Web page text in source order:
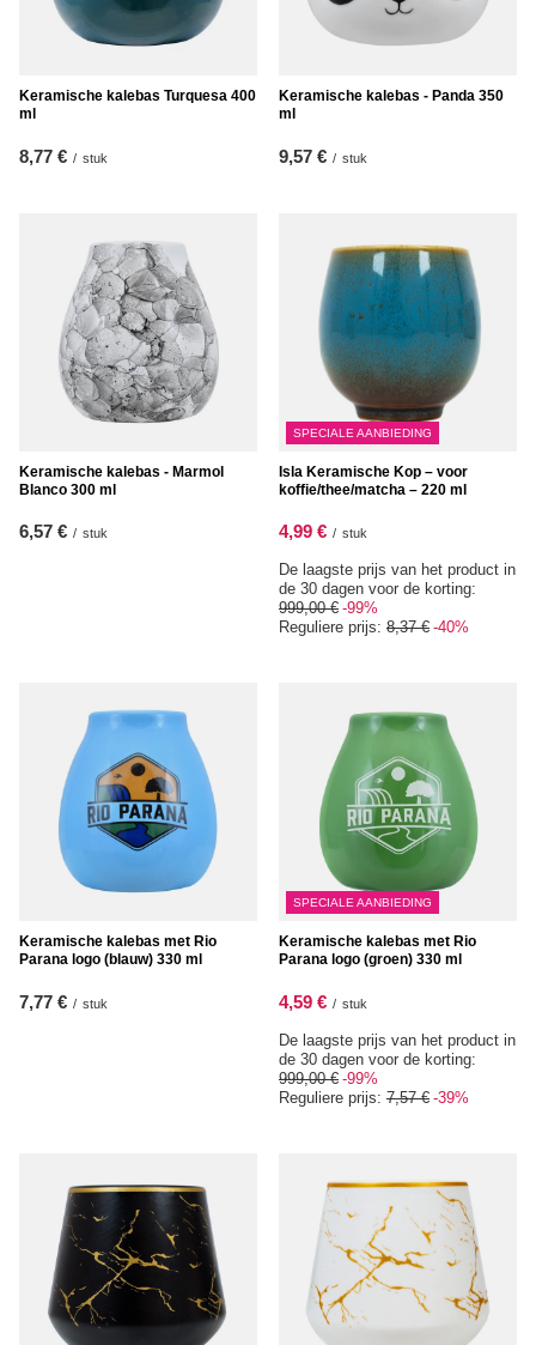
Keramische kalebas Turquesa 400
ml
8,77 € / stuk
Keramische kalebas - Panda 350
ml
9,57 € / stuk
Keramische kalebas - Marmol
Blanco 300 ml
6,57 € / stuk
SPECIALE AANBIEDING
Isla Keramische Kop – voor
koffie/thee/matcha – 220 ml
4,99 € / stuk
De laagste prijs van het product in
de 30 dagen voor de korting:
999,00 € -99%
Reguliere prijs: 8,37 € -40%
Keramische kalebas met Rio
Parana logo (blauw) 330 ml
7,77 € / stuk
SPECIALE AANBIEDING
Keramische kalebas met Rio
Parana logo (groen) 330 ml
4,59 € / stuk
De laagste prijs van het product in
de 30 dagen voor de korting:
999,00 € -99%
Reguliere prijs: 7,57 € -39%